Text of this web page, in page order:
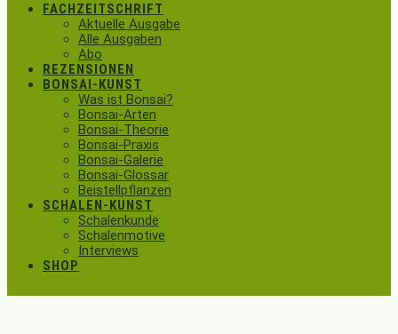
FACHZEITSCHRIFT
Aktuelle Ausgabe
Alle Ausgaben
Abo
REZENSIONEN
BONSAI-KUNST
Was ist Bonsai?
Bonsai-Arten
Bonsai-Theorie
Bonsai-Praxis
Bonsai-Galerie
Bonsai-Glossar
Beistellpflanzen
SCHALEN-KUNST
Schalenkunde
Schalenmotive
Interviews
SHOP